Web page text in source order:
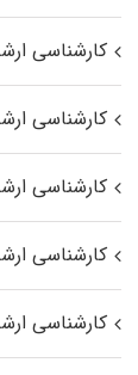
کارشناسی
کارشناسی
کارشناسی
کارشناسی
کارشناسی